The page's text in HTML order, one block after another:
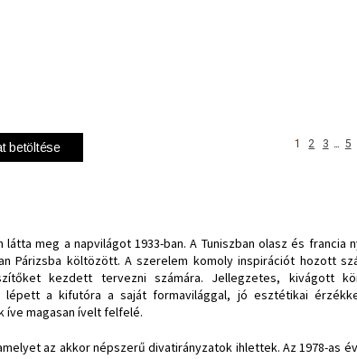
betöltése 1 2 3 5
meg a napvilágot 1933-ban. A Tuniszban olasz és francia
Párizsba költözött. A szerelem komoly inspirációt hozott
kezdett tervezni számára. Jellegzetes, kivágott
lépett a kifutóra a saját formavilággal, jó esztétikai
íve magasan ívelt felfelé.
az akkor népszerű divatirányzatok ihlettek. Az 1978-as